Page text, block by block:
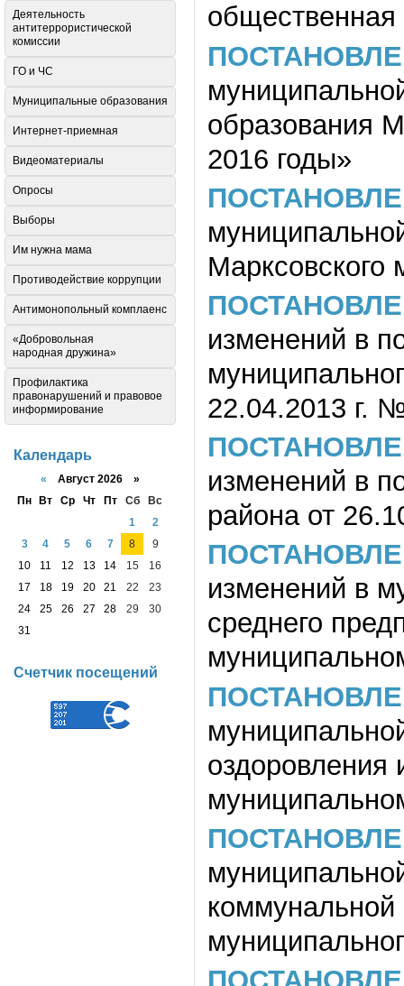
общественная
образования
2016 годы»
Марксовского
изменений в
22.04.2013 г.
изменений в
района от
изменений в
среднего
оздоровления
коммунальной
Деятельность
антитеррористической
комиссии
ГО и ЧС
Муниципальные образования
Интернет-приемная
Видеоматериалы
Опросы
Выборы
Им нужна мама
Противодействие коррупции
Антимонопольный комплаенс
«Добровольная
народная дружина»
Профилактика
правонарушений и правовое
информирование
Календарь
« Август 2026 »
Пн
Вт Ср Чт Пт Сб
Вс
1
2
3
4 5 6 7 8
9
10
11 12 13 14 15
16
17
18 19 20 21 22
23
24
25 26 27 28 29
30
31
Счетчик посещений